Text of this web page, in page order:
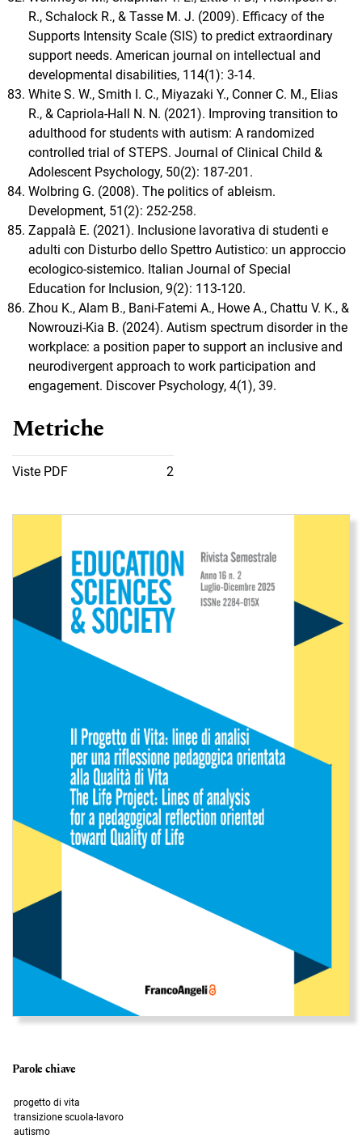
R., Schalock R., & Tasse M. J. (2009). Efficacy of the
Supports Intensity Scale (SIS) to predict extraordinary
support needs. American journal on intellectual and
developmental disabilities, 114(1): 3-14.
White S. W., Smith I. C., Miyazaki Y., Conner C. M., Elias
R., & Capriola-Hall N. N. (2021). Improving transition to
adulthood for students with autism: A randomized
controlled trial of STEPS. Journal of Clinical Child &
Adolescent Psychology, 50(2): 187-201.
Wolbring G. (2008). The politics of ableism.
Development, 51(2): 252-258.
Zappalà E. (2021). Inclusione lavorativa di studenti e
adulti con Disturbo dello Spettro Autistico: un approccio
ecologico-sistemico. Italian Journal of Special
Education for Inclusion, 9(2): 113-120.
Zhou K., Alam B., Bani-Fatemi A., Howe A., Chattu V. K., &
Nowrouzi-Kia B. (2024). Autism spectrum disorder in the
workplace: a position paper to support an inclusive and
neurodivergent approach to work participation and
engagement. Discover Psychology, 4(1), 39.
Metriche
Viste PDF 2
Immagine di copertina
Parole chiave
progetto di vita
transizione scuola-lavoro
autismo